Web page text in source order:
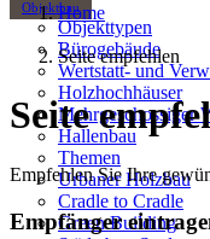
Objektbau
Objekttypen
Bürogebäude
Wertstatt- und
Holzhochhäuser
Mehrgeschossiger
Hallenbau
Themen
Urbaner Holzbau
Cradle to Cradle
Green Building
Home
Seite empfehlen
Seite
Empfehlen Sie Ihre
Empfänger